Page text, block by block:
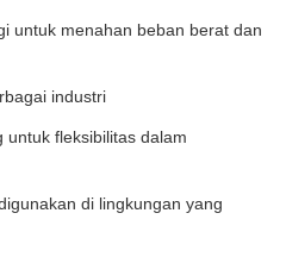
untuk menahan beban berat dan
industri
untuk fleksibilitas dalam
di lingkungan yang